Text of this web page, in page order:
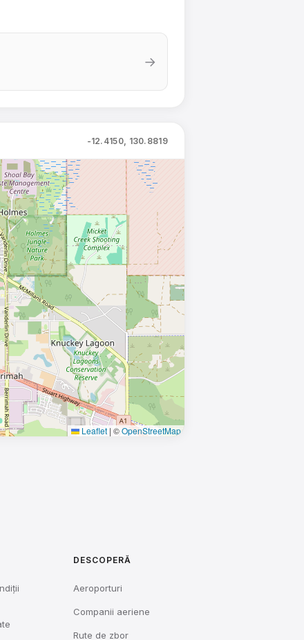
→
-12.4150, 130.8819
Leaflet | ©OpenStreetMap
DESCOPERĂ
Aeroporturi
Companii aeriene
Rute de zbor